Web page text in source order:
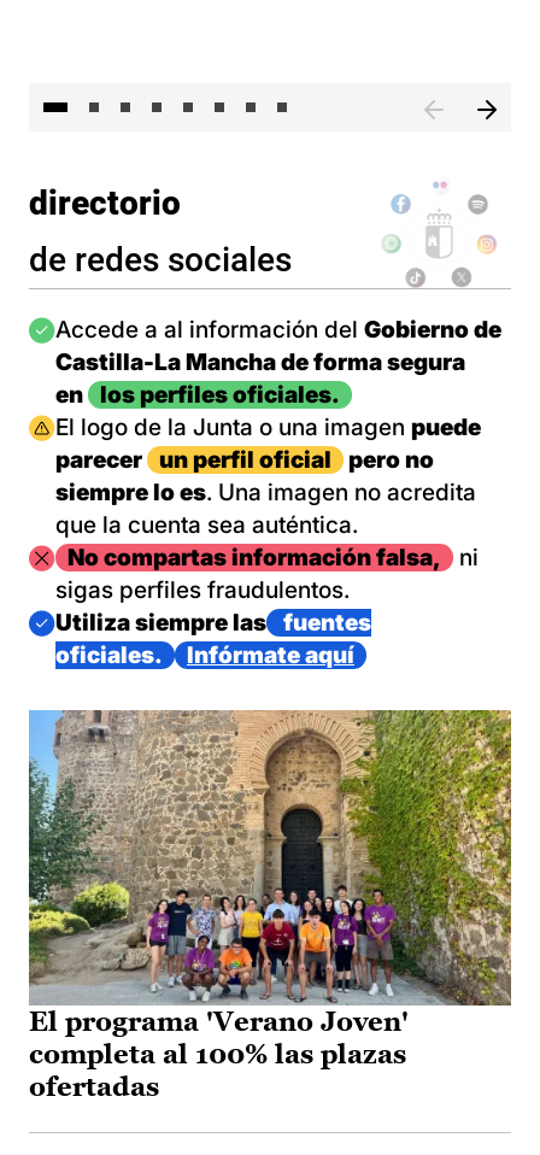
directorio
de redes sociales
Imagen
Accede a al información del Gobierno de
Castilla-La Mancha de forma segura
en
los perfiles oficiales.
Imagen
El logo de la Junta o una imagen puede
parecer
un perfil oficial
pero no
siempre lo es. Una imagen no acredita
que la cuenta sea auténtica.
ImagenNo compartas información falsa,
ni
sigas perfiles fraudulentos.
Imagen
Utiliza siempre las
fuentes
oficiales.
Infórmate aquí
El programa 'Verano Joven'
completa al 100% las plazas
ofertadas